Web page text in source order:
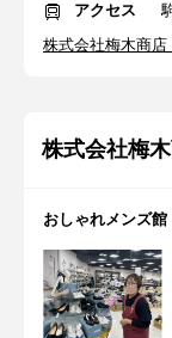
アクセス
株式会社梅木商
株式会社梅
おしゃれメンズ館